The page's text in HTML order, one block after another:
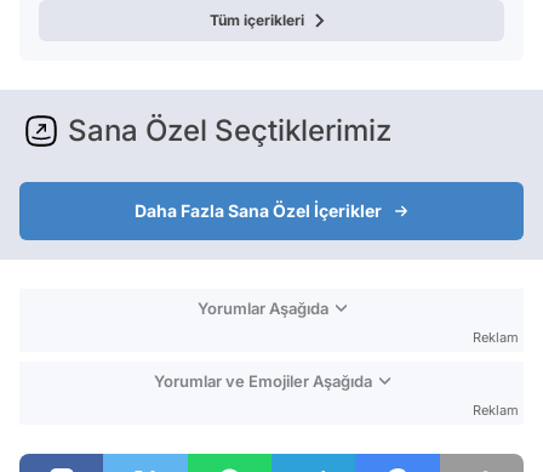
Tüm içerikleri
Sana Özel Seçtiklerimiz
Daha Fazla Sana Özel İçerikler
Yorumlar Aşağıda
Reklam
Yorumlar ve Emojiler Aşağıda
Reklam